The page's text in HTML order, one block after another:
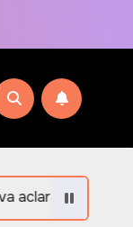
legal ante